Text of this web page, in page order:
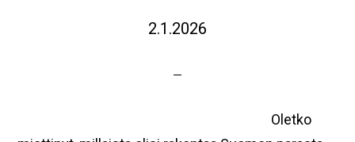
2.1.2026
Oletko